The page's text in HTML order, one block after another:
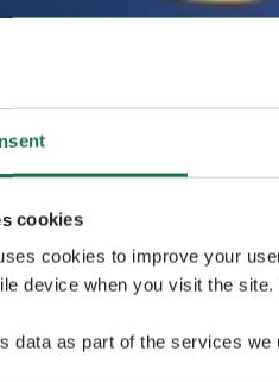
cookies
cookies to improve your
device when you visit the
data as part of the services we